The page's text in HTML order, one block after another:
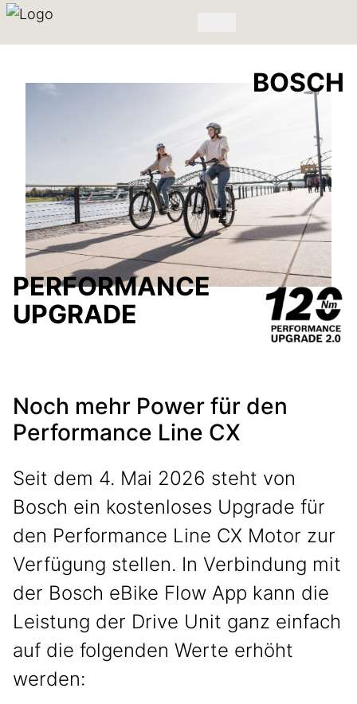
BOSCH
PERFORMANCE
UPGRADE
Noch mehr Power für den
Performance Line CX
Seit dem 4. Mai 2026 steht von
Bosch ein kostenloses Upgrade für
den Performance Line CX Motor zur
Verfügung stellen. In Verbindung mit
der Bosch eBike Flow App kann die
Leistung der Drive Unit ganz einfach
auf die folgenden Werte erhöht
werden: